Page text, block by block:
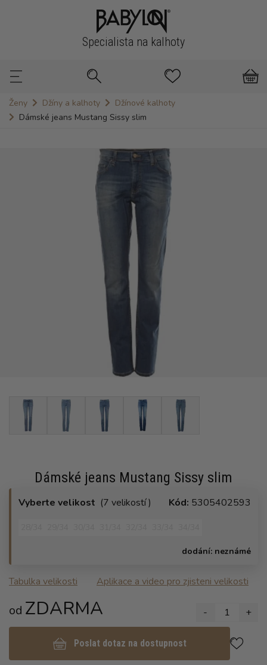
Specialista na kalhoty
Ženy Džíny a kalhoty
Džínové kalhoty
Dámské jeans Mustang Sissy slim
Dámské jeans Mustang Sissy slim
Vyberte velikost (7 velikostí ) Kód: 5305402593
dodání: neznámé
Tabulka velikosti Aplikace a video pro zjisteni velikosti
od ZDARMA - 1 +
Poslat dotaz na dostupnost